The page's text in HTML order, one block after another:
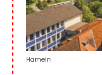
Hameln